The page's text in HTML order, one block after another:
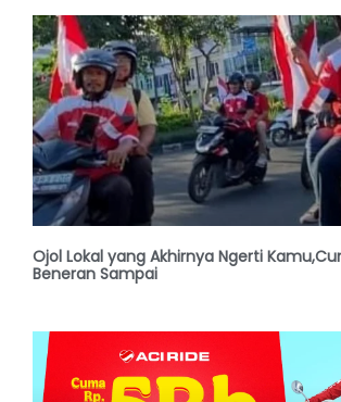
Ojol Lokal yang Akhirnya Ngerti
Beneran Sampai